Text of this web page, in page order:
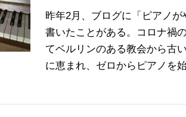
昨年2月、ブログに「ピアノ
書いたことがある。コロナ禍
てベルリンのある教会から古
に恵まれ、ゼロからピアノを